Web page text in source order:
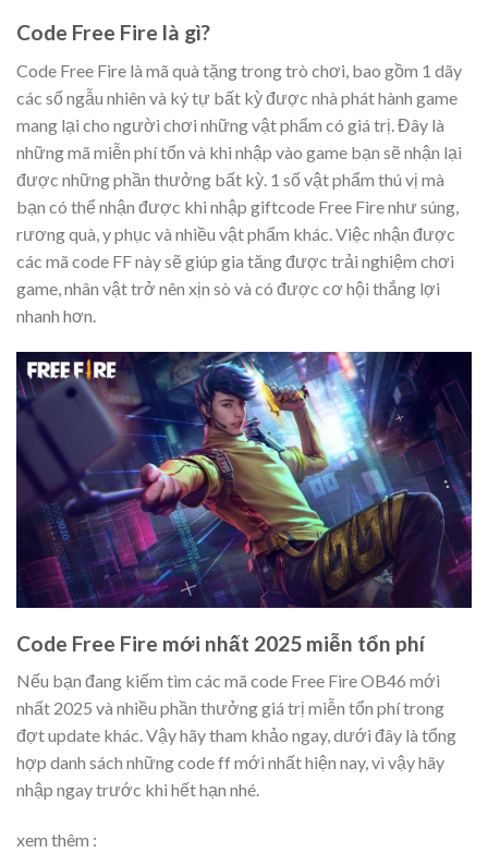
Code Free Fire là gì?
Code Free Fire là mã quà tặng trong trò chơi, bao gồm 1 dãy
các số ngẫu nhiên và ký tự bất kỳ được nhà phát hành game
mang lại cho người chơi những vật phẩm có giá trị. Đây là
những mã miễn phí tổn và khi nhập vào game bạn sẽ nhận lại
được những phần thưởng bất kỳ. 1 số vật phẩm thú vị mà
bạn có thể nhận được khi nhập giftcode Free Fire như súng,
rương quà, y phục và nhiều vật phẩm khác. Việc nhận được
các mã code FF này sẽ giúp gia tăng được trải nghiệm chơi
game, nhân vật trở nên xịn sò và có được cơ hội thắng lợi
nhanh hơn.
Code Free Fire mới nhất 2025 miễn tổn phí
Nếu bạn đang kiếm tìm các mã code Free Fire OB46 mới
nhất 2025 và nhiều phần thưởng giá trị miễn tổn phí trong
đợt update khác. Vậy hãy tham khảo ngay, dưới đây là tổng
hợp danh sách những code ff mới nhất hiện nay, vì vậy hãy
nhập ngay trước khi hết hạn nhé.
xem thêm :